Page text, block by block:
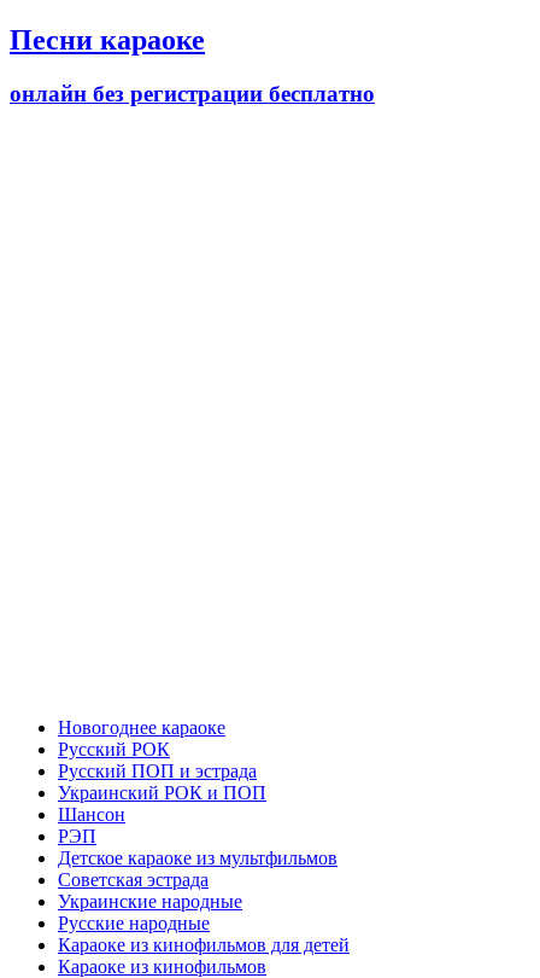
Песни караоке
онлайн без регистрации бесплатно
Новогоднее караоке
Русский РОК
Русский ПОП и эстрада
Украинский РОК и ПОП
Шансон
РЭП
Детское караоке из мультфильмов
Советская эстрада
Украинские народные
Русские народные
Караоке из кинофильмов для детей
Караоке из кинофильмов